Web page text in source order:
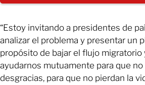
“Estoy invitando a presidentes de
analizar el problema y presentar un
propósito de bajar el flujo migratorio
ayudarnos mutuamente para que
desgracias, para que no pierdan la